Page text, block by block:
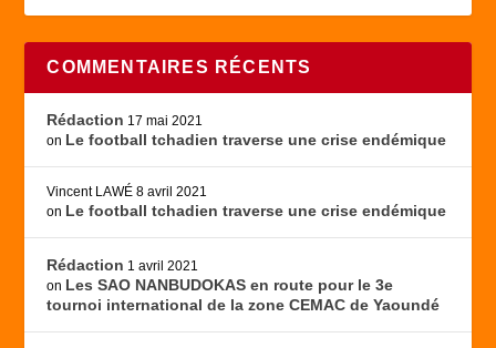
COMMENTAIRES RÉCENTS
Rédaction 17 mai 2021
on Le football tchadien traverse une crise endémique
Vincent LAWÉ 8 avril 2021
on Le football tchadien traverse une crise endémique
Rédaction 1 avril 2021
on Les SAO NANBUDOKAS en route pour le 3e
tournoi international de la zone CEMAC de Yaoundé